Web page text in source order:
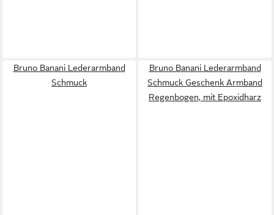
Bruno Banani Lederarmband
Schmuck
Bruno Banani Lederarmband
Schmuck Geschenk Armband
Regenbogen, mit Epoxidharz